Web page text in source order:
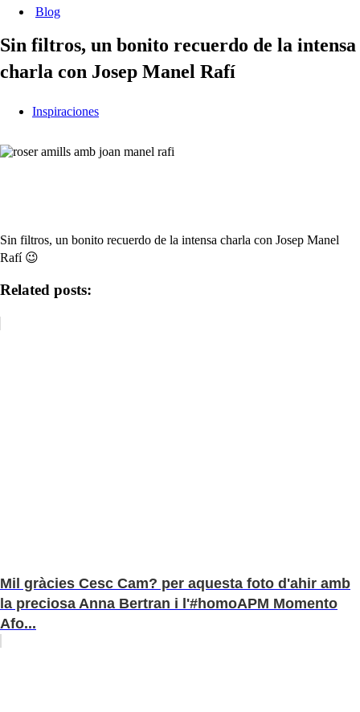
Blog
Sin filtros, un bonito recuerdo de la intensa
charla con Josep Manel Rafí
Inspiraciones
Sin filtros, un bonito recuerdo de la intensa charla con Josep Manel
Rafí 😉
Related posts:
Mil gràcies Cesc Cam? per aquesta foto d'ahir amb
la preciosa Anna Bertran i l'#homoAPM Momento
Afo...